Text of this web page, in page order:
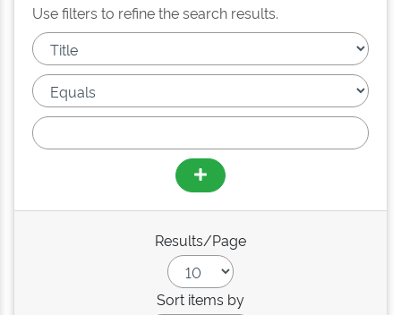
Use filters to refine the search results.
Results/Page
Sort items by